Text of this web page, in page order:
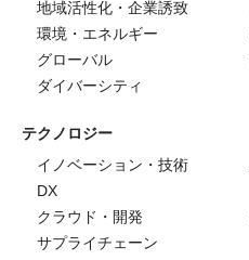
地域活性化・企業誘致
環境・エネルギー
グローバル
ダイバーシティ
テクノロジー
イノベーション・技術
DX
クラウド・開発
サプライチェーン